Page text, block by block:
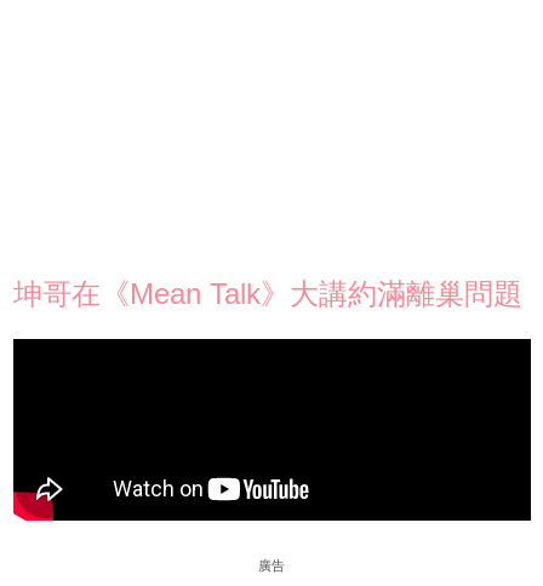
坤哥在《Mean Talk》大講約滿離巢問題
廣告